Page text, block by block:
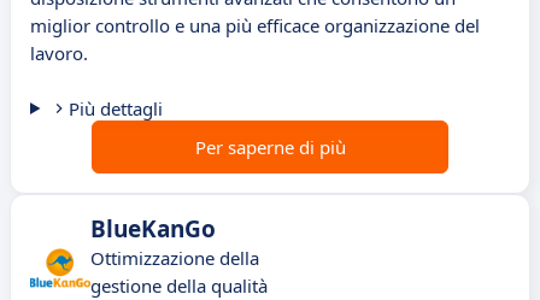
miglior controllo e una più efficace organizzazione del
lavoro.
Più dettagli
Per saperne di più
BlueKanGo
Ottimizzazione della
gestione della qualità